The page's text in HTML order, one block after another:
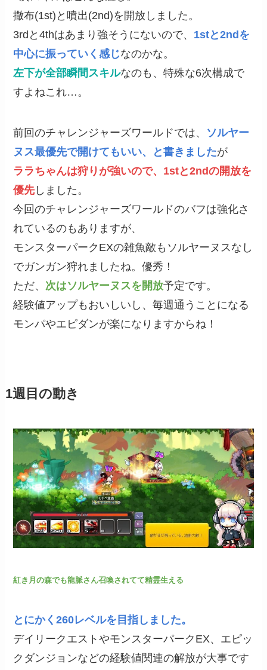
撒布(1st)と噴出(2nd)を開放しました。
3rdと4thはあまり強そうにないので、 1stと2ndを
中心に振っていく感じなのかな。
左下が全部瞬間スキルなのも、特殊な6次構成で
すよねこれ…。
前回のチャレンジャーズワールドでは、 ソルヤー
ヌス最優先で開けてもいい、と書きましたが
ララちゃんは狩りが強いので、1stと2ndの開放を
優先しました。
今回のチャレンジャーズワールドのバフは強化さ
れているのもありますが、
モンスターパークEXの雑魚敵もソルヤーヌスなし
でガンガン狩れましたね。優秀！
ただ、 次はソルヤーヌスを開放予定です。
経験値アップもおいしいし、毎週通うことになる
モンパやエピダンが楽になりますからね！
1週目の動き
紅き月の森でも龍脈さん召喚されてて精霊生える
とにかく260レベルを目指しました。
デイリークエストやモンスターパークEX、エピッ
クダンジョンなどの経験値関連の解放が大事です